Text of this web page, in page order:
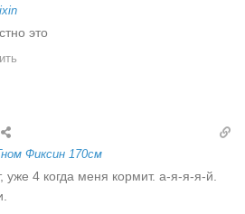
это
Фиксин 170см
4 когда меня кормит. а-я-я-я-й.